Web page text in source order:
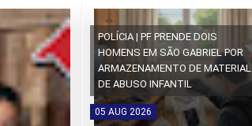
POLÍCIA | PF PRENDE DOIS
HOMENS EM SÃO GABRIEL POR
ARMAZENAMENTO DE MATERIAL
DE ABUSO INFANTIL
05 AUG 2026